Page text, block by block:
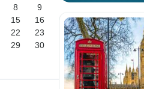
8
9
15
16
22
23
29
30